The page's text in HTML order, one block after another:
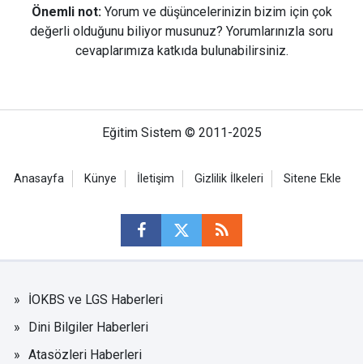
Önemli not: Yorum ve düşüncelerinizin bizim için çok
değerli olduğunu biliyor musunuz? Yorumlarınızla soru
cevaplarımıza katkıda bulunabilirsiniz.
Eğitim Sistem © 2011-2025
Anasayfa Künye İletişim Gizlilik İlkeleri Sitene Ekle
İOKBS ve LGS Haberleri
Dini Bilgiler Haberleri
Atasözleri Haberleri